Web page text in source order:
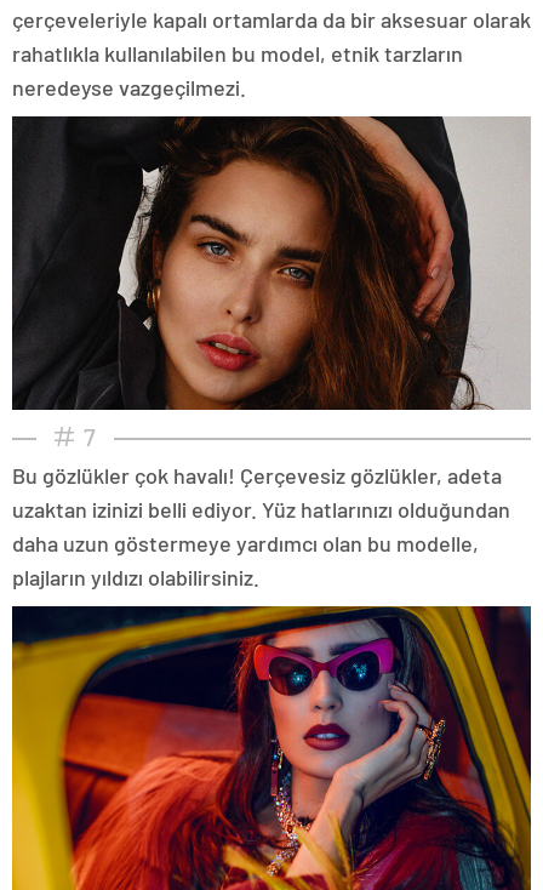
çerçeveleriyle kapalı ortamlarda da bir aksesuar olarak
rahatlıkla kullanılabilen bu model, etnik tarzların
neredeyse vazgeçilmezi.
7
Bu gözlükler çok havalı! Çerçevesiz gözlükler, adeta
uzaktan izinizi belli ediyor. Yüz hatlarınızı olduğundan
daha uzun göstermeye yardımcı olan bu modelle,
plajların yıldızı olabilirsiniz.